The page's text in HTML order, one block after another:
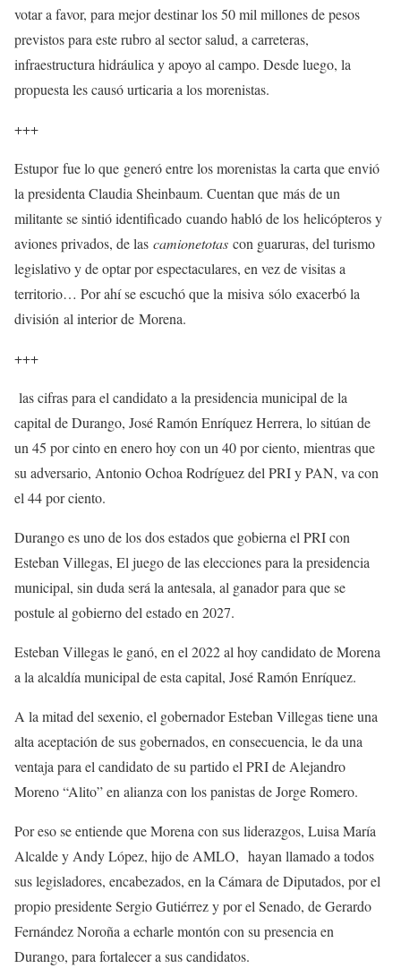
votar a favor, para mejor destinar los 50 mil millones de pesos
previstos para este rubro al sector salud, a carreteras,
infraestructura hidráulica y apoyo al campo. Desde luego, la
propuesta les causó urticaria a los morenistas.
+++
Estupor fue lo que generó entre los morenistas la carta que envió
la presidenta Claudia Sheinbaum. Cuentan que más de un
militante se sintió identificado cuando habló de los helicópteros y
aviones privados, de las camionetotas con guaruras, del turismo
legislativo y de optar por espectaculares, en vez de visitas a
territorio… Por ahí se escuchó que la misiva sólo exacerbó la
división al interior de Morena.
+++
las cifras para el candidato a la presidencia municipal de la
capital de Durango, José Ramón Enríquez Herrera, lo sitúan de
un 45 por cinto en enero hoy con un 40 por ciento, mientras que
su adversario, Antonio Ochoa Rodríguez del PRI y PAN, va con
el 44 por ciento.
Durango es uno de los dos estados que gobierna el PRI con
Esteban Villegas, El juego de las elecciones para la presidencia
municipal, sin duda será la antesala, al ganador para que se
postule al gobierno del estado en 2027.
Esteban Villegas le ganó, en el 2022 al hoy candidato de Morena
a la alcaldía municipal de esta capital, José Ramón Enríquez.
A la mitad del sexenio, el gobernador Esteban Villegas tiene una
alta aceptación de sus gobernados, en consecuencia, le da una
ventaja para el candidato de su partido el PRI de Alejandro
Moreno “Alito” en alianza con los panistas de Jorge Romero.
Por eso se entiende que Morena con sus liderazgos, Luisa María
Alcalde y Andy López, hijo de AMLO, hayan llamado a todos
sus legisladores, encabezados, en la Cámara de Diputados, por el
propio presidente Sergio Gutiérrez y por el Senado, de Gerardo
Fernández Noroña a echarle montón con su presencia en
Durango, para fortalecer a sus candidatos.